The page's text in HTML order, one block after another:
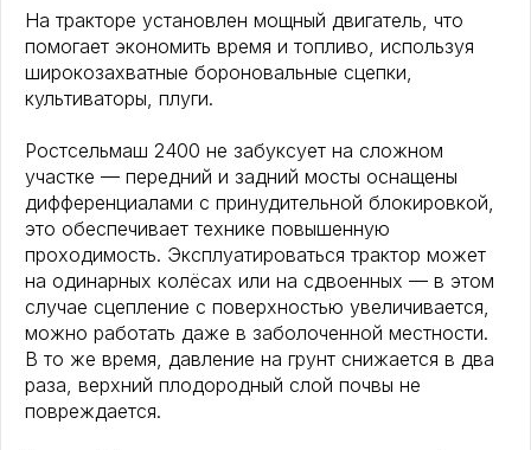
На тракторе установлен мощный двигатель, что
помогает экономить время и топливо, используя
широкозахватные бороновальные сцепки,
культиваторы, плуги.
Ростсельмаш 2400 не забуксует на сложном
участке — передний и задний мосты оснащены
дифференциалами с принудительной блокировкой,
это обеспечивает технике повышенную
проходимость. Эксплуатироваться трактор может
на одинарных колёсах или на сдвоенных — в этом
случае сцепление с поверхностью увеличивается,
можно работать даже в заболоченной местности.
В то же время, давление на грунт снижается в два
раза, верхний плодородный слой почвы не
повреждается.